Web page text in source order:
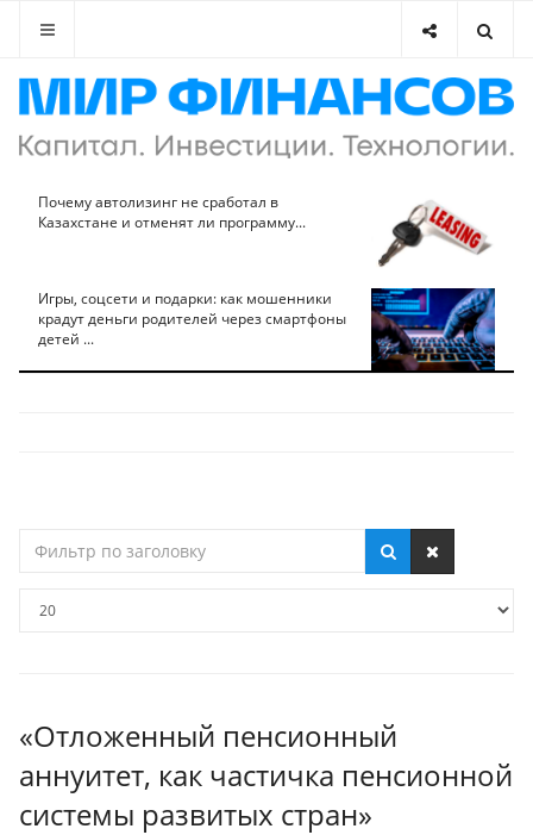
Почему автолизинг не сработал в
Казахстане и отменят ли программу...
Игры, соцсети и подарки: как мошенники
крадут деньги родителей через смартфоны
детей ...
по
«Отложенный пенсионный
аннуитет, как частичка пенсионной
системы развитых стран»